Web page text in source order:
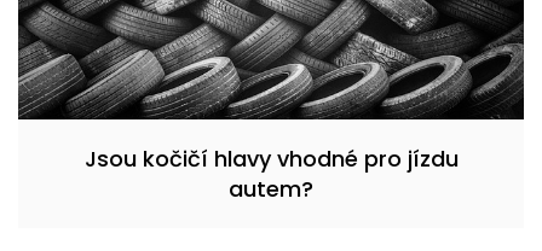
Jsou kočičí hlavy vhodné pro jízdu
autem?